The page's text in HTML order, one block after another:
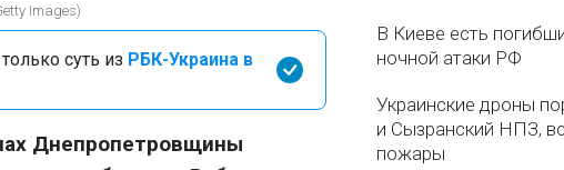
Images)
суть из РБК-Украина в
Днепропетровщины
В Киеве есть
ночной атаки РФ
Украинские дроны
и Сызранский НПЗ,
пожары